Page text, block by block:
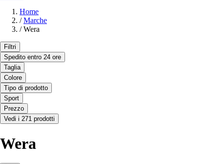
Home
/ Marche
/ Wera
Filtri
Spedito entro 24 ore
Taglia
Colore
Tipo di prodotto
Sport
Prezzo
Vedi i 271 prodotti
Wera